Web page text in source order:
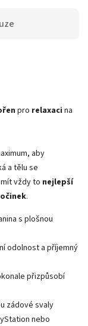
pro relaxaci na
aby
a tělu se
vždy to nejlepší
.
s plošnou
odolnost a příjemný
přizpůsobí
zádové svaly
nebo